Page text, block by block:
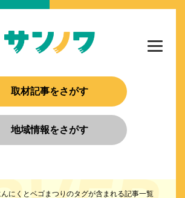
取材記事をさがす
地域情報をさがす
んにくとベゴまつりのタグが含まれる記事一覧